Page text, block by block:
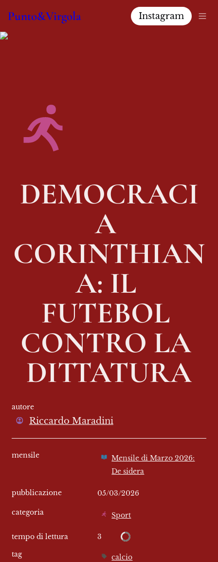
Punto&Virgola Instagram
DEMOCRACI
A
CORINTHIAN
A: IL
FUTEBOL
CONTRO LA
DITTATURA
autore
Riccardo Maradini
mensile
Mensile di Marzo 2026:
De sidera
pubblicazione 05/03/2026
categoria Sport
tempo di lettura 3
tag calcio